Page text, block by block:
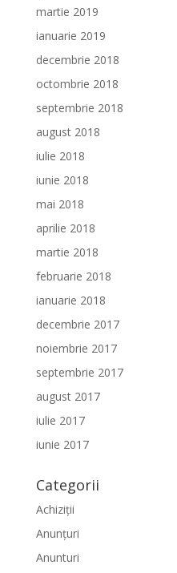
martie 2019
ianuarie 2019
decembrie 2018
octombrie 2018
septembrie 2018
august 2018
iulie 2018
iunie 2018
mai 2018
aprilie 2018
martie 2018
februarie 2018
ianuarie 2018
decembrie 2017
noiembrie 2017
septembrie 2017
august 2017
iulie 2017
iunie 2017
Categorii
Achiziții
Anunțuri
Anunturi